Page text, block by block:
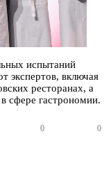
испытаний
экспертов, включая
ресторанах, а
сфере гастрономии.
0 0